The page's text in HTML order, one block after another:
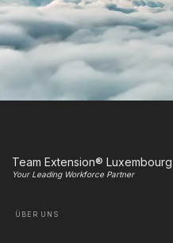
Team Extension® Luxembourg
Your Leading Workforce Partner
ÜBER UNS